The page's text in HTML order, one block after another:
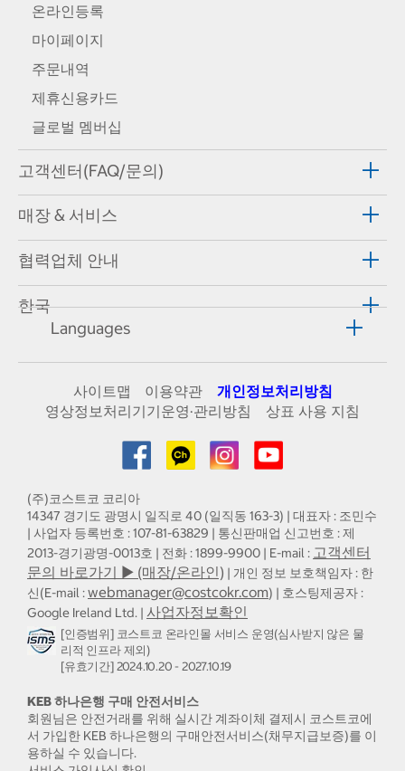
온라인등록
마이페이지
주문내역
제휴신용카드
글로벌 멤버십
고객센터(FAQ/문의)
매장 & 서비스
협력업체 안내
한국
Languages
사이트맵 이용약관
개인정보처리방침
영상정보처리기기운영·관리방침
상표 사용 지침
(주)코스트코 코리아
14347 경기도 광명시 일직로 40 (일직동 163-3) | 대표자 : 조민수
| 사업자 등록번호 : 107-81-63829 | 통신판매업 신고번호 : 제
2013-경기광명-0013호 | 전화 : 1899-9900 | E-mail : 고객센터
문의 바로가기 ▶ (매장/온라인) | 개인 정보 보호책임자 : 한
신(E-mail :webmanager@costcokr.com) | 호스팅제공자 :
Google Ireland Ltd. | 사업자정보확인
[인증범위] 코스트코 온라인몰 서비스 운영(심사받지 않은 물
리적 인프라 제외)
[유효기간] 2024.10.20 - 2027.10.19
KEB 하나은행 구매 안전서비스
회원님은 안전거래를 위해 실시간 계좌이체 결제시 코스트코에
서 가입한 KEB 하나은행의 구매안전서비스(채무지급보증)를 이
용하실 수 있습니다.